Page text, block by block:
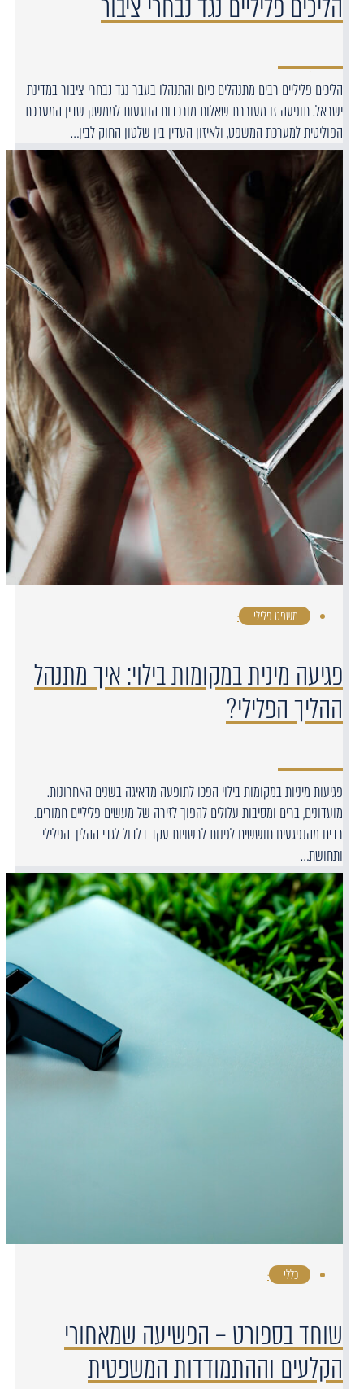
הליכים פליליים רבים מתנהלים כיום והתנהלו בעבר נגד נבחרי ציבור במדינת
ישראל. תופעה זו מעוררת שאלות מורכבות הנוגעות לממשק שבין המערכת
הפוליטית למערכת המשפט, ולאיזון העדין בין שלטון החוק לבין…
משפט פלילי ·
פגיעה מינית במקומות בילוי: איך מתנהל
ההליך הפלילי?
פגיעות מיניות במקומות בילוי הפכו לתופעה מדאיגה בשנים האחרונות.
מועדונים, ברים ומסיבות עלולים להפוך לזירה של מעשים פליליים חמורים.
רבים מהנפגעים חוששים לפנות לרשויות עקב בלבול לגבי ההליך הפלילי
ותחושת…
כללי ·
שוחד בספורט – הפשיעה שמאחורי
הקלעים וההתמודדות המשפטית